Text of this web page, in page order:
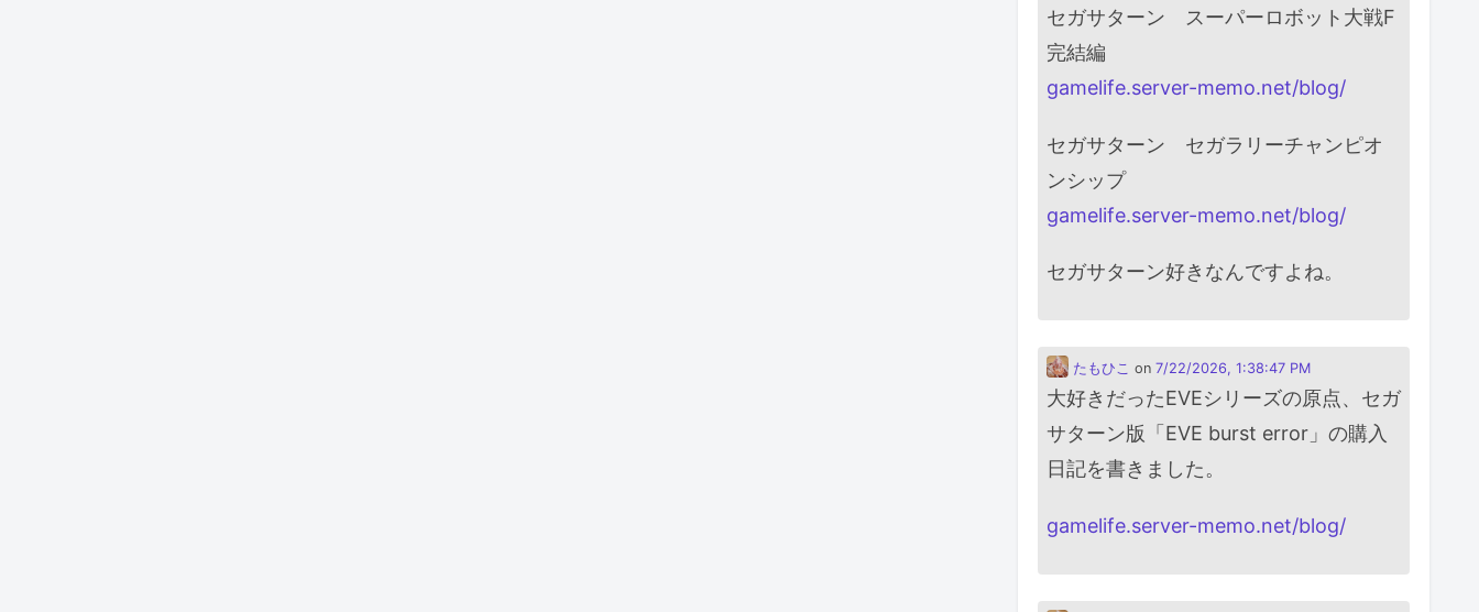
セガサターン スーパーロボット大戦F
完結編
gamelife.server-memo.net/blog/
セガサターン セガラリーチャンピオ
ンシップ
gamelife.server-memo.net/blog/
セガサターン好きなんですよね。
たもひこ on 7/22/2026, 1:38:47 PM
大好きだったEVEシリーズの原点、セガ
サターン版「EVE burst error」の購入
日記を書きました。
gamelife.server-memo.net/blog/